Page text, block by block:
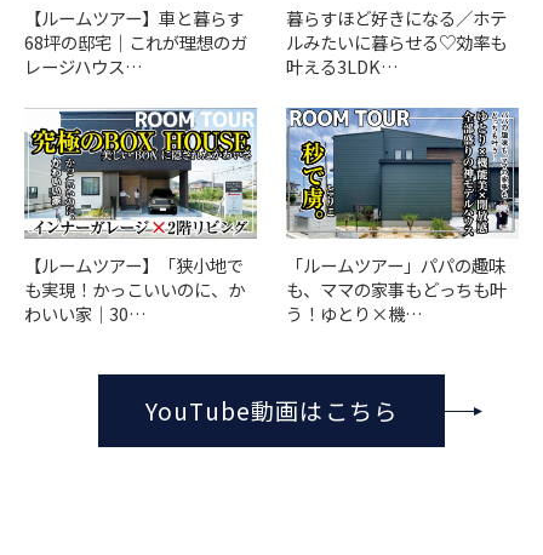
【ルームツアー】車と暮らす
68坪の邸宅｜これが理想のガ
レージハウス…
暮らすほど好きになる／ホテ
ルみたいに暮らせる♡効率も
叶える3LDK…
【ルームツアー】「狭小地で
も実現！かっこいいのに、か
わいい家｜30…
「ルームツアー」パパの趣味
も、ママの家事もどっちも叶
う！ゆとり×機…
YouTube動画はこちら